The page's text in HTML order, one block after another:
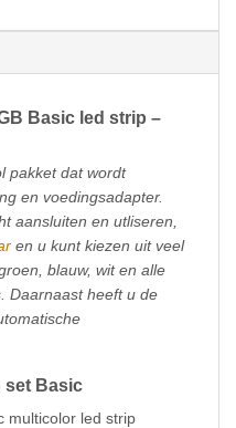
Basic led strip –
pakket dat wordt
en voedingsadapter.
aansluiten en utliseren,
en u kunt kiezen uit veel
blauw, wit en alle
Daarnaast heeft u de
set Basic
multicolor led strip